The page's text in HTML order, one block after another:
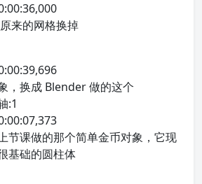
来的网格换掉
，换成 Blender 做的这个
:1
节课做的那个简单金币对象，它现
基础的圆柱体